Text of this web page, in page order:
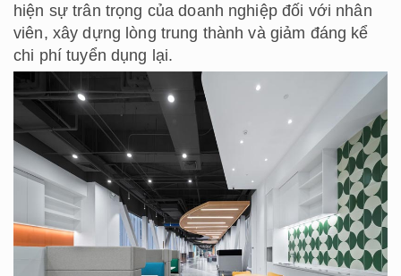
hiện sự trân trọng của doanh nghiệp đối với nhân
viên, xây dựng lòng trung thành và giảm đáng kể
chi phí tuyển dụng lại.